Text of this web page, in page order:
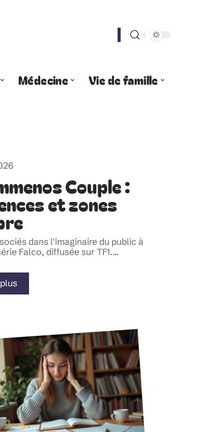
Médecine
Vie de famille
Couple :
et zones
dans l'imaginaire du public à
Falco, diffusée sur TF1.…